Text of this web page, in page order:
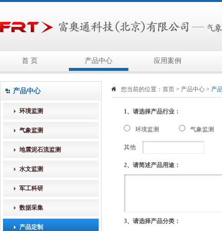
首 页 产品中心 应用案例
产品中心
环境监测
气象监测
地震泥石流监测
水文监测
军工科研
数据采集
产品定制
您当前的位置： 首页 > 产品中心 > 产
1、请选择产品行业：
环境监测 气象监测
其他
2、请简述产品用途：
3、请选择产品分类：